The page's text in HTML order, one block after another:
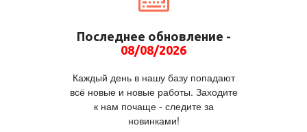
Последнее обновление -
08/08/2026
Каждый день в нашу базу попадают
всё новые и новые работы. Заходите
к нам почаще - следите за
новинками!